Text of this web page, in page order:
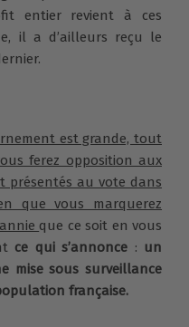
entier revient à ces
il a d’ailleurs reçu le
est grande, tout
ferez opposition aux
présentés au vote dans
que vous marquerez
que ce soit en vous
ce qui s’annonce : un
mise sous surveillance
française.